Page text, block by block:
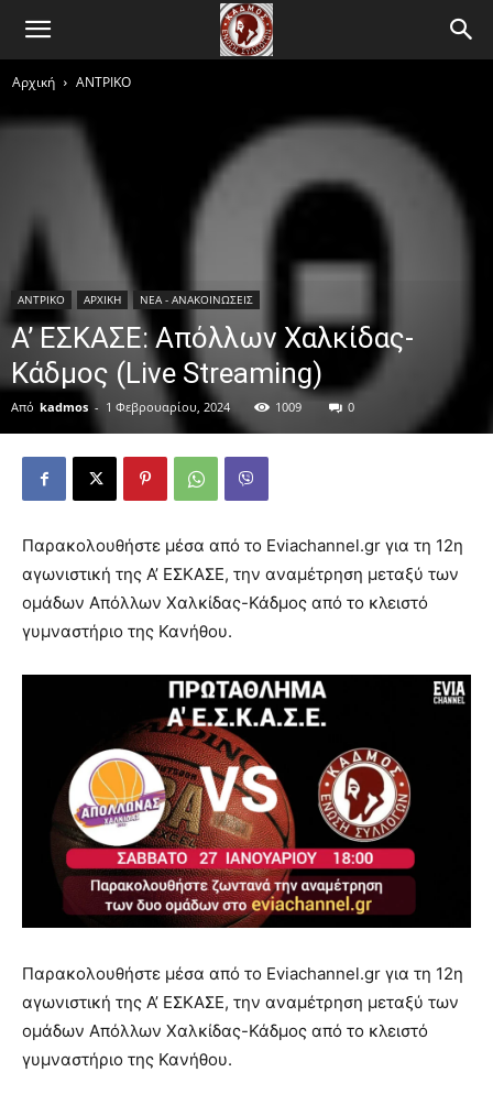
Αρχική ΑΝTΡΙΚΟ
ΑΝTΡΙΚΟ ΑΡΧΙΚΗ ΝΕΑ - ΑΝΑΚΟΙΝΩΣΕΙΣ
Α’ ΕΣΚΑΣΕ: Απόλλων Χαλκίδας-
Κάδμος (Live Streaming)
Από kadmos - 1 Φεβρουαρίου, 2024 1009 0
Παρακολουθήστε μέσα από το Eviachannel.gr για τη 12η
αγωνιστική της Α’ ΕΣΚΑΣΕ, την αναμέτρηση μεταξύ των
ομάδων Απόλλων Χαλκίδας-Κάδμος από το κλειστό
γυμναστήριο της Κανήθου.
Παρακολουθήστε μέσα από το Eviachannel.gr για τη 12η
αγωνιστική της Α’ ΕΣΚΑΣΕ, την αναμέτρηση μεταξύ των
ομάδων Απόλλων Χαλκίδας-Κάδμος από το κλειστό
γυμναστήριο της Κανήθου.